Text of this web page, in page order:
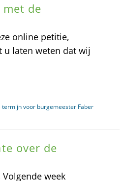
de
online petitie,
laten weten dat wij
termijn voor burgemeester Faber
over de
week